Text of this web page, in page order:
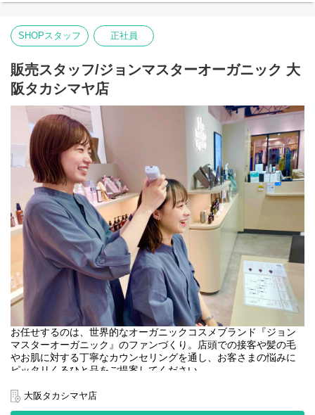
ナチュラルな原料を使用しています。必要な美容成分を含むハー
ャーで、 ホリスティックな美容効果を追求しています。
SHOPスタッフ 正社員
販売スタッフ/ジョンマスターオーガニック 大
阪タカシマヤ店
お任せするのは、世界的なオーガニックコスメブランド『ジョン
マスターオーガニック』のファンづくり。店頭での接客や髪の毛
やお肌に対する丁寧なカウンセリングを通し、お客さまの悩みに
ピッタリくるひと品をご提案してください。
＜取扱いブランド＞
[john masters organics]
大阪タカシマヤ店